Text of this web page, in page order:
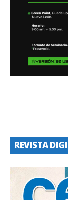
REVISTA